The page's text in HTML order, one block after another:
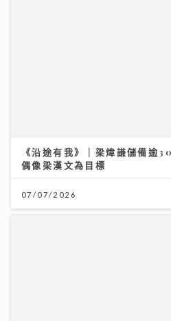
《沿途有我》｜梁煒謙儲備逾
偶像梁漢文為目標
07/07/2026